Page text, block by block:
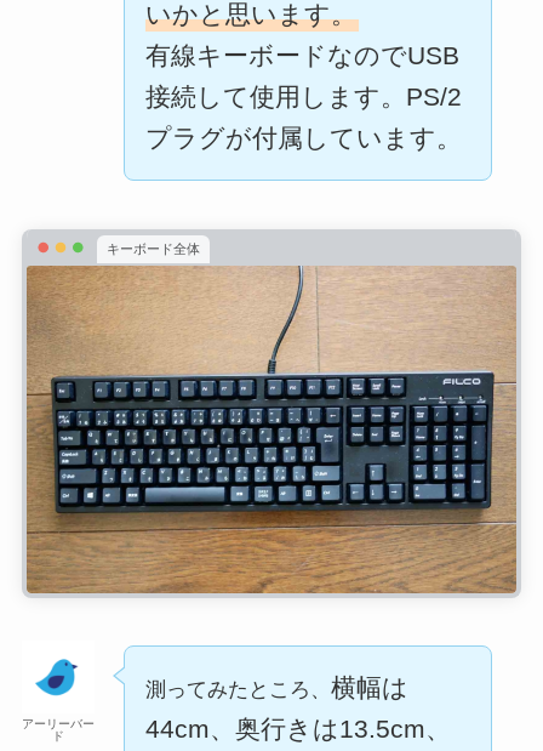
いかと思います。
有線キーボードなのでUSB
接続して使用します。PS/2
プラグが付属しています。
キーボード全体
アーリーバー
ド
測ってみたところ、 横幅は
44cm、奥行きは13.5cm、